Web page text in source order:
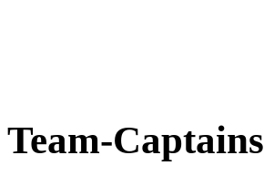
Team-Captains